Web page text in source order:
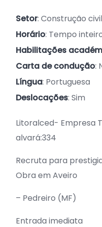
Setor: Construção civil
Horário: Tempo
Habilitações
Carta de condução:
Língua: Portuguesa
Deslocações: Sim
Litoralced- Empresa
alvará:334
Recruta para
Obra em Aveiro
– Pedreiro (MF)
Entrada imediata